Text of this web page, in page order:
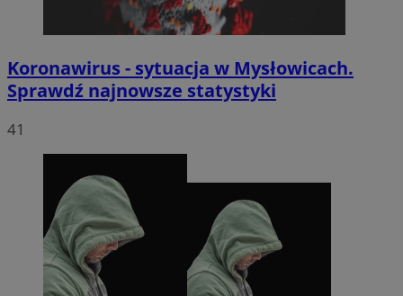
Koronawirus - sytuacja w Mysłowicach.
Sprawdź najnowsze statystyki
41